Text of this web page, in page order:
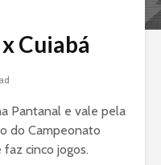
Cuiabá
Pantanal e vale pela
do Campeonato
cinco jogos.